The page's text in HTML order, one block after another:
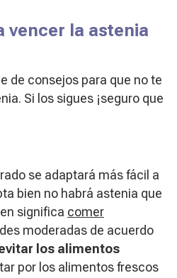
vencer la astenia
de consejos para que no te
Si los sigues ¡seguro que
se adaptará más fácil a
bien no habrá astenia que
significa comer
moderadas de acuerdo
los alimentos
por los alimentos frescos